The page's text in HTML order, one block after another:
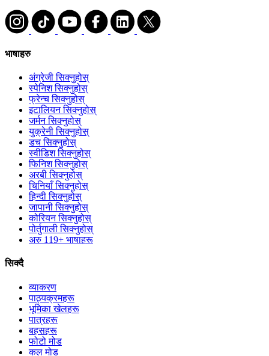
भाषाहरु
अंग्रेजी सिक्नुहोस्
स्पेनिश सिक्नुहोस्
फ्रेन्च सिक्नुहोस्
इटालियन सिक्नुहोस्
जर्मन सिक्नुहोस्
युक्रेनी सिक्नुहोस्
डच सिक्नुहोस्
स्वीडिश सिक्नुहोस्
फिनिश सिक्नुहोस्
अरबी सिक्नुहोस्
चिनियाँ सिक्नुहोस्
हिन्दी सिक्नुहोस्
जापानी सिक्नुहोस्
कोरियन सिक्नुहोस्
पोर्तुगाली सिक्नुहोस्
अरु 119+ भाषाहरू
सिक्दै
व्याकरण
पाठ्यक्रमहरू
भूमिका खेलहरू
पात्रहरू
बहसहरू
फोटो मोड
कल मोड